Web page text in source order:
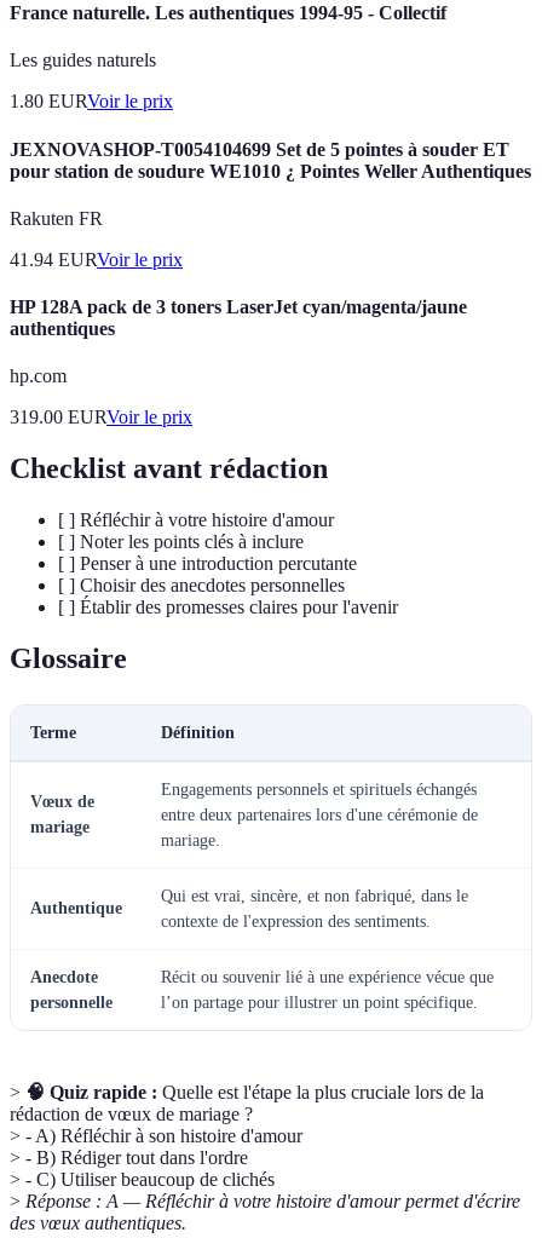
France naturelle. Les authentiques 1994-95 - Collectif
Les guides naturels
1.80 EURVoir le prix
JEXNOVASHOP-T0054104699 Set de 5 pointes à souder ET
pour station de soudure WE1010 ¿ Pointes Weller Authentiques
Rakuten FR
41.94 EURVoir le prix
HP 128A pack de 3 toners LaserJet cyan/magenta/jaune
authentiques
hp.com
319.00 EURVoir le prix
Checklist avant rédaction
[ ] Réfléchir à votre histoire d'amour
[ ] Noter les points clés à inclure
[ ] Penser à une introduction percutante
[ ] Choisir des anecdotes personnelles
[ ] Établir des promesses claires pour l'avenir
Glossaire
Terme Définition
Vœux de
mariage
Engagements personnels et spirituels échangés
entre deux partenaires lors d'une cérémonie de
mariage.
Authentique
Qui est vrai, sincère, et non fabriqué, dans le
contexte de l'expression des sentiments.
Anecdote
personnelle
Récit ou souvenir lié à une expérience vécue que
l’on partage pour illustrer un point spécifique.
> 🧠 Quiz rapide : Quelle est l'étape la plus cruciale lors de la
rédaction de vœux de mariage ?
> - A) Réfléchir à son histoire d'amour
> - B) Rédiger tout dans l'ordre
> - C) Utiliser beaucoup de clichés
> Réponse : A — Réfléchir à votre histoire d'amour permet d'écrire
des vœux authentiques.